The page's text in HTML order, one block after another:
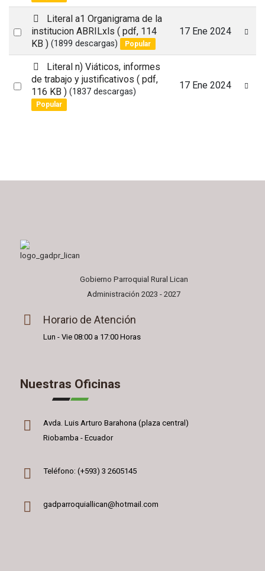
item
Select
p
d
f
Literal a1 Organigrama de la
institucion ABRILxls ( pdf, 114
KB ) (1899 descargas) Popular
17 Ene 2024
Select
p
d
f
Literal n) Viáticos, informes
de trabajo y justificativos ( pdf,
116 KB ) (1837 descargas)
Popular
17 Ene 2024
Gobierno Parroquial Rural Lican
Administración 2023 - 2027
Horario de Atención
Lun - Vie 08:00 a 17:00 Horas
Nuestras Oficinas
Avda. Luis Arturo Barahona (plaza central)
Riobamba - Ecuador
Teléfono: (+593) 3 2605145
gadparroquiallican@hotmail.com